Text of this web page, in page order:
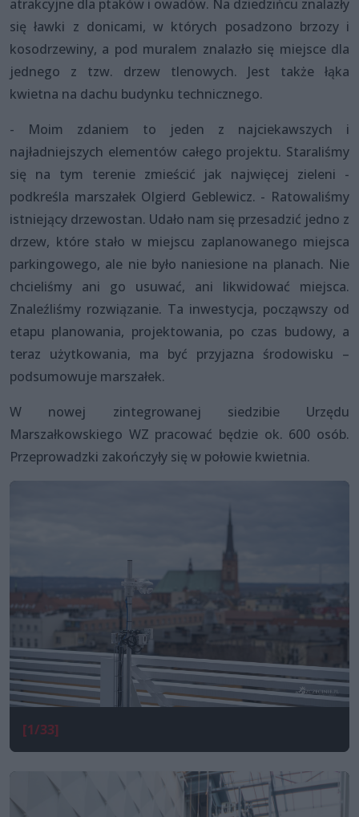
atrakcyjne dla ptaków i owadów. Na dziedzińcu znalazły
się ławki z donicami, w których posadzono brzozy i
kosodrzewiny, a pod muralem znalazło się miejsce dla
jednego z tzw. drzew tlenowych. Jest także łąka
kwietna na dachu budynku technicznego.
- Moim zdaniem to jeden z najciekawszych i
najładniejszych elementów całego projektu. Staraliśmy
się na tym terenie zmieścić jak najwięcej zieleni -
podkreśla marszałek Olgierd Geblewicz. - Ratowaliśmy
istniejący drzewostan. Udało nam się przesadzić jedno z
drzew, które stało w miejscu zaplanowanego miejsca
parkingowego, ale nie było naniesione na planach. Nie
chcieliśmy ani go usuwać, ani likwidować miejsca.
Znaleźliśmy rozwiązanie. Ta inwestycja, począwszy od
etapu planowania, projektowania, po czas budowy, a
teraz użytkowania, ma być przyjazna środowisku –
podsumowuje marszałek.
W nowej zintegrowanej siedzibie Urzędu
Marszałkowskiego WZ pracować będzie ok. 600 osób.
Przeprowadzki zakończyły się w połowie kwietnia.
[1/33]